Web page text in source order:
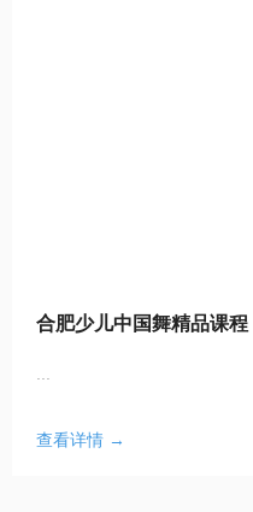
合肥少儿中国舞精品课程
查看详情 →